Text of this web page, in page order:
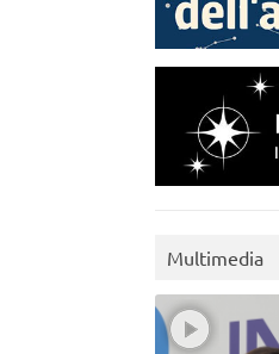
Multimedia